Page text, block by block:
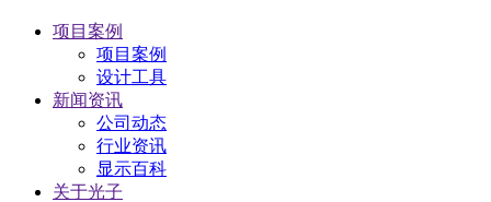
项目案例
项目案例
设计工具
新闻资讯
公司动态
行业资讯
显示百科
关于光子